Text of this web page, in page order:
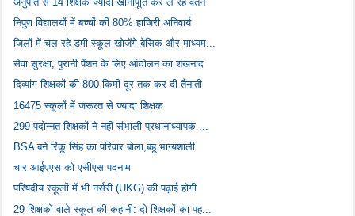
निपुण विद्यालयों में बच्चों की 80% हाजिरी अनिवार्य
जिलों में चल रहे डमी स्कूल खोजेंगे बेसिक और माध्यम...
सेवा सुरक्षा, पुरानी पेंशन के लिए आंदोलन का शंखनाद
दिव्यांग शिक्षकों की 800 किमी दूर तक कर दी तैनाती
16475 स्कूलों में जरूरत से ज्यादा शिक्षक
299 पदोन्नत शिक्षकों ने नहीं संभाली प्रधानाध्यापक ...
BSA बने रिंकू सिंह का परिवार बोला,बहू भाग्यशाली
चार आईएएस को एसीएस पदनाम
परिषदीय स्कूलों में भी नर्सरी (UKG) की पढ़ाई होगी
29 शिक्षकों वाले स्कूल की कहानी: दो शिक्षकों का पह...